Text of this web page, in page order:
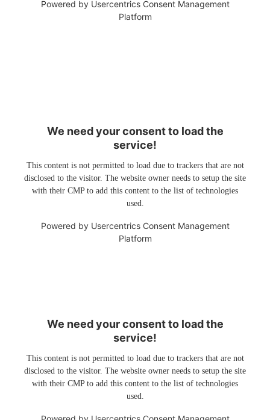
Powered by Usercentrics Consent Management
Platform
We need your consent to load the
service!
This content is not permitted to load due to trackers that are not
disclosed to the visitor. The website owner needs to setup the site
with their CMP to add this content to the list of technologies
used.
Powered by Usercentrics Consent Management
Platform
We need your consent to load the
service!
This content is not permitted to load due to trackers that are not
disclosed to the visitor. The website owner needs to setup the site
with their CMP to add this content to the list of technologies
used.